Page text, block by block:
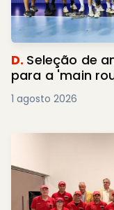
D. Seleção de
para a 'main
1 agosto 2026